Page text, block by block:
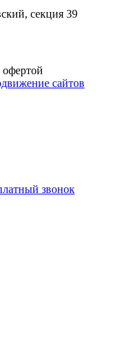
секция 39
сайтов
звонок